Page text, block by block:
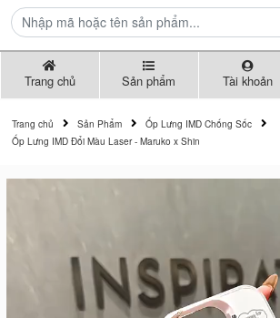
Trang chủ Sản phẩm Tài khoản
Trang chủ Sản Phẩm
Ốp Lưng IMD Chống Sốc
Ốp Lưng IMD Đổi Màu Laser - Maruko x Shin